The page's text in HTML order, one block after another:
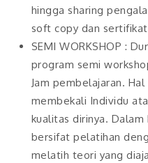
hingga sharing
soft copy dan
SEMI WORKSHOP :
program semi
Jam pembelajaran.
membekali Individu
kualitas dirinya.
bersifat pelatihan
melatih teori yang